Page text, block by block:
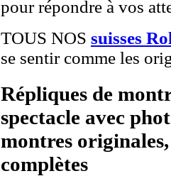
pour répondre à vos
TOUS NOS suisses
se sentir comme les
Répliques de
spectacle avec
montres
complètes